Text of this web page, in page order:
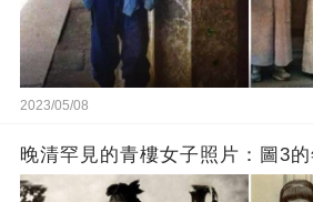
2023/05/08
晚清罕見的青樓女子照片：圖3